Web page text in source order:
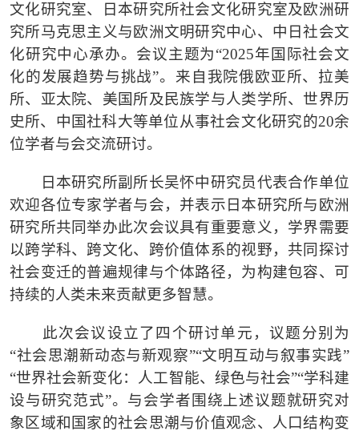
文化研究室、日本研究所社会文化研究室及欧洲研
究所马克思主义与欧洲文明研究中心、中日社会文
化研究中心承办。会议主题为“2025年国际社会文
化的发展趋势与挑战”。 来自我院俄欧亚所、拉美
所、亚太院、美国所及民族学与人类学所、世界历
史所、中国社科大等单位从事社会文化研究的20余
位学者与会交流研讨。
日本研究所副所长吴怀中研究员代表合作单位
欢迎各位专家学者与会，并表示日本研究所与欧洲
研究所共同举办此次会议具有重要意义 ， 学界需要
以跨学科、跨文化、跨价值体系的视野，共同探讨
社会变迁的普遍规律与个体路径，为构建包容、可
持续的人类未来贡献更多智慧。
此次会议设立了四个研讨单元， 议题分别 为
“社会思潮新动态与新观察”“文明互动与叙事实践”
“世界社会新变化：人工智能、绿色与社会”“学科建
设与研究范式”。与会学者围绕 上述议题就研究对
象区域和国家的社会思潮与价值观念、人口结构变